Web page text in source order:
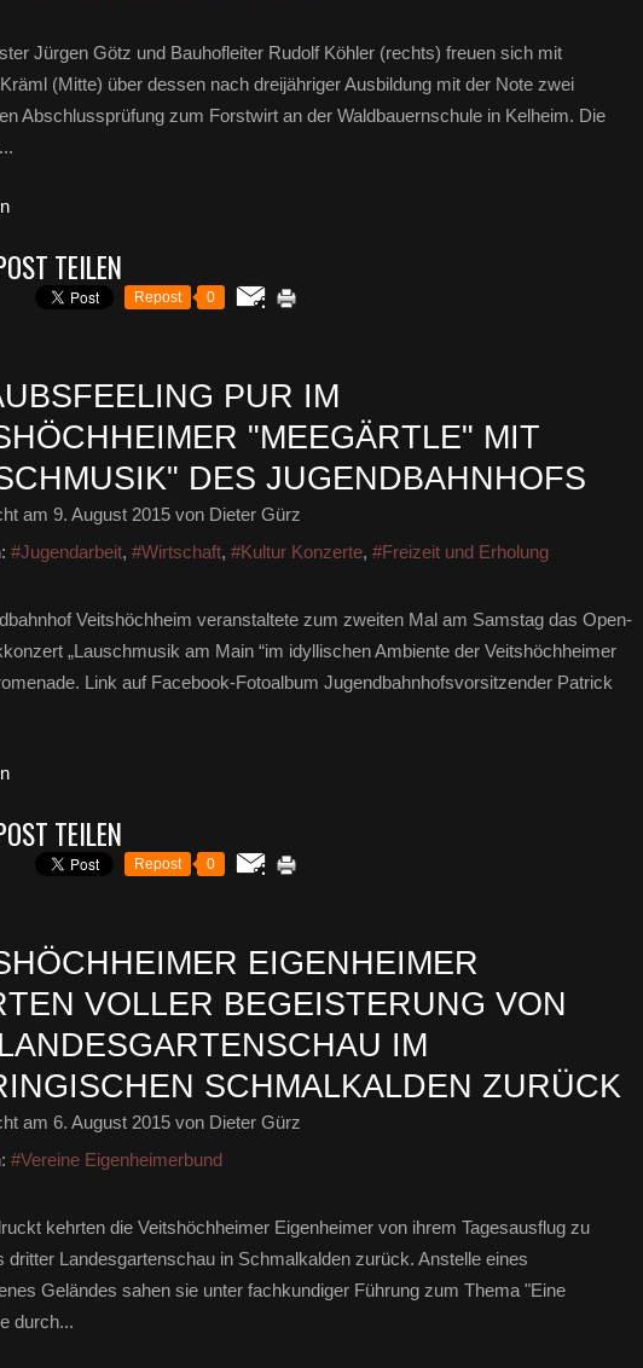
Jürgen Götz und Bauhofleiter Rudolf Köhler (rechts) freuen sich mit
(Mitte) über dessen nach dreijähriger Ausbildung mit der Note zwei
Abschlussprüfung zum Forstwirt an der Waldbauernschule in Kelheim. Die
TEILEN
Repost 0
PUR IM
"MEEGÄRTLE" MIT
DES JUGENDBAHNHOFS
am 9. August 2015 von Dieter Gürz
#Jugendarbeit, #Wirtschaft, #Kultur Konzerte, #Freizeit und Erholung
Veitshöchheim veranstaltete zum zweiten Mal am Samstag das Open-
„Lauschmusik am Main “im idyllischen Ambiente der Veitshöchheimer
Link auf Facebook-Fotoalbum Jugendbahnhofsvorsitzender Patrick
TEILEN
Repost 0
EIGENHEIMER
VOLLER BEGEISTERUNG VON
IM
SCHMALKALDEN ZURÜCK
am 6. August 2015 von Dieter Gürz
#Vereine Eigenheimerbund
kehrten die Veitshöchheimer Eigenheimer von ihrem Tagesausflug zu
dritter Landesgartenschau in Schmalkalden zurück. Anstelle eines
Geländes sahen sie unter fachkundiger Führung zum Thema "Eine
durch...